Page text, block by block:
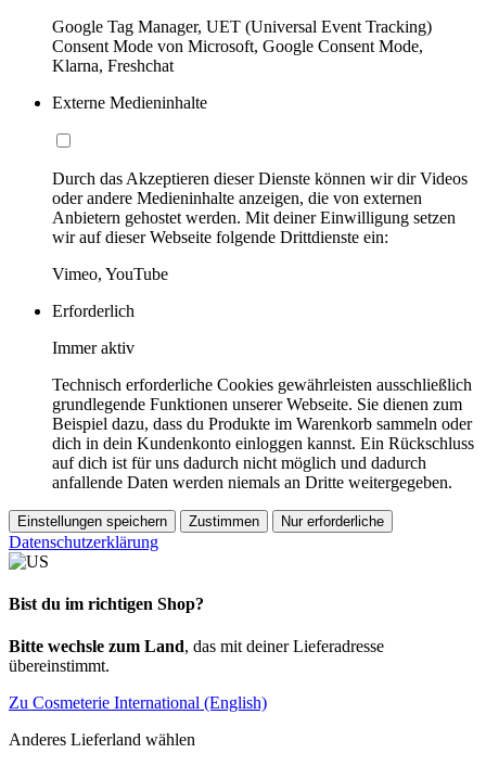
Google Tag Manager, UET (Universal Event Tracking)
Consent Mode von Microsoft, Google Consent Mode,
Klarna, Freshchat
Externe Medieninhalte
Durch das Akzeptieren dieser Dienste können wir dir Videos
oder andere Medieninhalte anzeigen, die von externen
Anbietern gehostet werden. Mit deiner Einwilligung setzen
wir auf dieser Webseite folgende Drittdienste ein:
Vimeo, YouTube
Erforderlich
Immer aktiv
Technisch erforderliche Cookies gewährleisten ausschließlich
grundlegende Funktionen unserer Webseite. Sie dienen zum
Beispiel dazu, dass du Produkte im Warenkorb sammeln oder
dich in dein Kundenkonto einloggen kannst. Ein Rückschluss
auf dich ist für uns dadurch nicht möglich und dadurch
anfallende Daten werden niemals an Dritte weitergegeben.
Einstellungen speichern Zustimmen Nur erforderliche
Datenschutzerklärung
Bist du im richtigen Shop?
Bitte wechsle zum Land, das mit deiner Lieferadresse
übereinstimmt.
Zu Cosmeterie International (English)
Anderes Lieferland wählen